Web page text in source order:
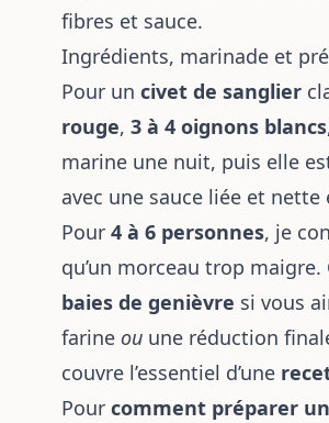
fibres et sauce.
Ingrédients, marinade et
Pour un civet de sanglier
rouge, 3 à 4 oignons blancs
marine une nuit, puis elle
avec une sauce liée et nette
Pour 4 à 6 personnes, je
qu’un morceau trop maigre.
baies de genièvre si vous
farine ou une réduction
couvre l’essentiel d’une
Pour comment préparer